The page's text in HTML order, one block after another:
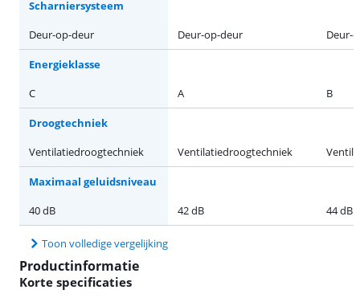
Scharniersysteem
Deur-op-deur
Deur-op-deur Deur-
Energieklasse
C
A B
Droogtechniek
Ventilatiedroogtechniek
Ventilatiedroogtechniek
Maximaal geluidsniveau
40 dB
42 dB 44 dB
Toon volledige vergelijking
Productinformatie
Korte specificaties